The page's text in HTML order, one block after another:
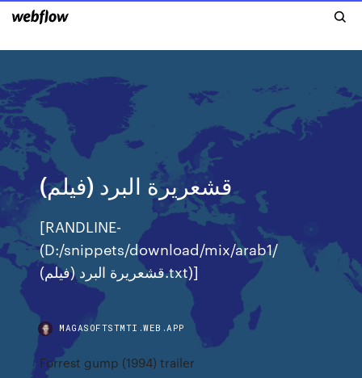
قشعريرة البرد (فيلم)
[RANDLINE-
(D:/snippets/download/mix/arab1/
قشعريرة البرد (فيلم).txt)]
MAGASOFTSTMTI.WEB.APP
Forrest gump (1994) trailer